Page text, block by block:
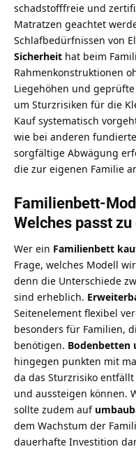
schadstofffreie und
Matratzen geachtet
Schlafbedürfnissen von
Sicherheit hat beim
Rahmenkonstruktionen
Liegehöhen und
um Sturzrisiken für die
Kauf systematisch
wie bei anderen
sorgfältige Abwägung
die zur eigenen Familie
Familienbett-
Welches passt
Wer ein Familienbett
Frage, welches Modell
denn die Unterschiede
sind erheblich.
Seitenelement flexibel
besonders für Familien,
benötigen. Bodenbetten
hingegen punkten mit
da das Sturzrisiko
und aussteigen können.
sollte zudem auf
dem Wachstum der
dauerhafte Investition